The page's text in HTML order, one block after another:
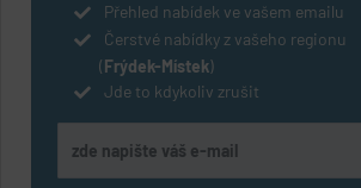
Přehled nabídek ve vašem emailu
Čerstvé nabídky z vašeho regionu
(Frýdek-Místek)
Jde to kdykoliv zrušit